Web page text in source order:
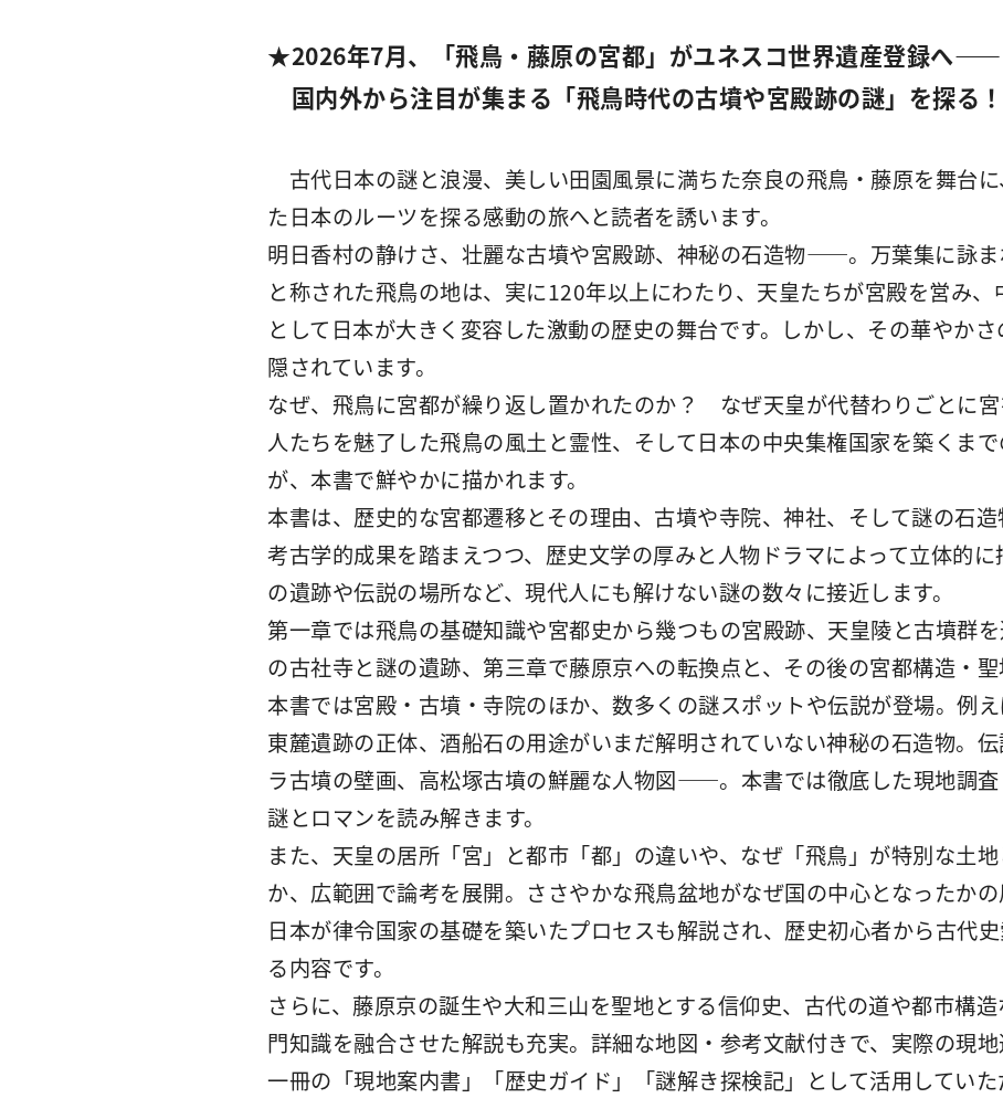
★2026年7月、「飛鳥・藤原の宮都」がユネスコ世界遺産登録へ――
国内外から注目が集まる「飛鳥時代の古墳や宮殿跡の謎」を探る！
古代日本の謎と浪漫、美しい田園風景に満ちた奈良の飛鳥・藤原を舞台
た日本のルーツを探る感動の旅へと読者を誘います。
明日香村の静けさ、壮麗な古墳や宮殿跡、神秘の石造物――。万葉集に詠ま
と称された飛鳥の地は、実に120年以上にわたり、天皇たちが宮殿を営み
として日本が大きく変容した激動の歴史の舞台です。しかし、その華やか
隠されています。
なぜ、飛鳥に宮都が繰り返し置かれたのか？ なぜ天皇が代替わりごとに
人たちを魅了した飛鳥の風土と霊性、そして日本の中央集権国家を築くま
が、本書で鮮やかに描かれます。
本書は、歴史的な宮都遷移とその理由、古墳や寺院、神社、そして謎の石
考古学的成果を踏まえつつ、歴史文学の厚みと人物ドラマによって立体的
の遺跡や伝説の場所など、現代人にも解けない謎の数々に接近します。
第一章では飛鳥の基礎知識や宮都史から幾つもの宮殿跡、天皇陵と古墳群
の古社寺と謎の遺跡、第三章で藤原京への転換点と、その後の宮都構造・聖
本書では宮殿・古墳・寺院のほか、数多くの謎スポットや伝説が登場。例
東麓遺跡の正体、酒船石の用途がいまだ解明されていない神秘の石造物。
ラ古墳の壁画、高松塚古墳の鮮麗な人物図――。本書では徹底した現地調査
謎とロマンを読み解きます。
また、天皇の居所「宮」と都市「都」の違いや、なぜ「飛鳥」が特別な土
か、広範囲で論考を展開。ささやかな飛鳥盆地がなぜ国の中心となったかの
日本が律令国家の基礎を築いたプロセスも解説され、歴史初心者から古代
る内容です。
さらに、藤原京の誕生や大和三山を聖地とする信仰史、古代の道や都市構
門知識を融合させた解説も充実。詳細な地図・参考文献付きで、実際の現
一冊の「現地案内書」「歴史ガイド」「謎解き探検記」として活用していた